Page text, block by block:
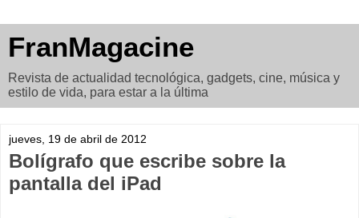
FranMagacine
Revista de actualidad tecnológica, gadgets, cine, música y
estilo de vida, para estar a la última
jueves, 19 de abril de 2012
Bolígrafo que escribe sobre la
pantalla del iPad